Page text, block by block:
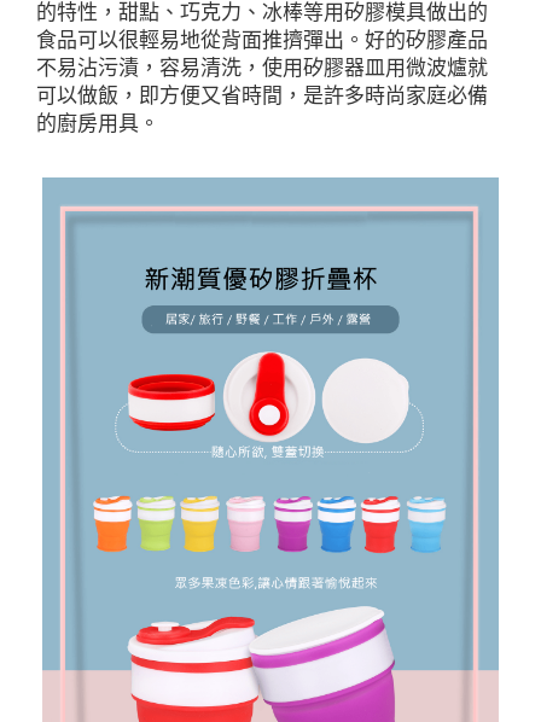
的特性，甜點、巧克力、冰棒等用矽膠模具做出的
食品可以很輕易地從背面推擠彈出。好的矽膠產品
不易沾污漬，容易清洗，使用矽膠器皿用微波爐就
可以做飯，即方便又省時間，是許多時尚家庭必備
的廚房用具。